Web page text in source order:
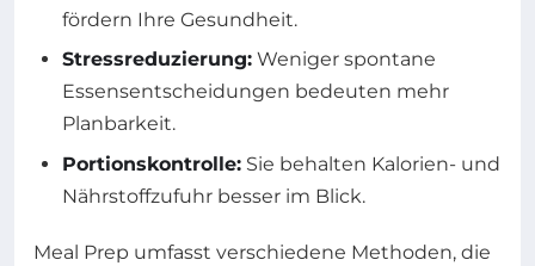
fördern Ihre Gesundheit.
Stressreduzierung: Weniger spontane
Essensentscheidungen bedeuten mehr
Planbarkeit.
Portionskontrolle: Sie behalten Kalorien- und
Nährstoffzufuhr besser im Blick.
Meal Prep umfasst verschiedene Methoden, die